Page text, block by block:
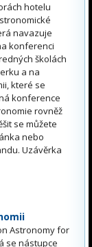
hotelu
navazuje
konferenci
školách
a na
které se
konference
rovněž
se můžete
nebo
Uzávěrka
Astronomy for
se nástupce